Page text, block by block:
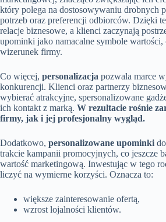
który polega na dostosowywaniu drobnych
potrzeb oraz preferencji odbiorców. Dzięki
relacje biznesowe, a klienci zaczynają
upominki jako namacalne symbole wartości,
wizerunek firmy.
Co więcej, personalizacja pozwala marce
konkurencji. Klienci oraz partnerzy
wybierać atrakcyjne, spersonalizowane
ich kontakt z marką. W rezultacie rośnie
firmy, jak i jej profesjonalny wygląd.
Dodatkowo, personalizowane upominki
trakcie kampanii promocyjnych, co jeszcze
wartość marketingową. Inwestując w tego
liczyć na wymierne korzyści. Oznacza to:
większe zainteresowanie ofertą,
wzrost lojalności klientów.